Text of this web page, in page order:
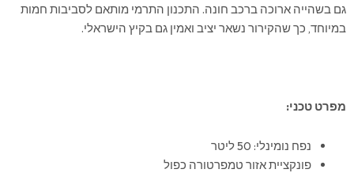
גם בשהייה ארוכה ברכב חונה. התכנון התרמי מותאם לסביבות חמות
במיוחד, כך שהקירור נשאר יציב ואמין גם בקיץ הישראלי.
מפרט טכני:
נפח נומינלי: 50 ליטר
פונקציית אזור טמפרטורה כפול